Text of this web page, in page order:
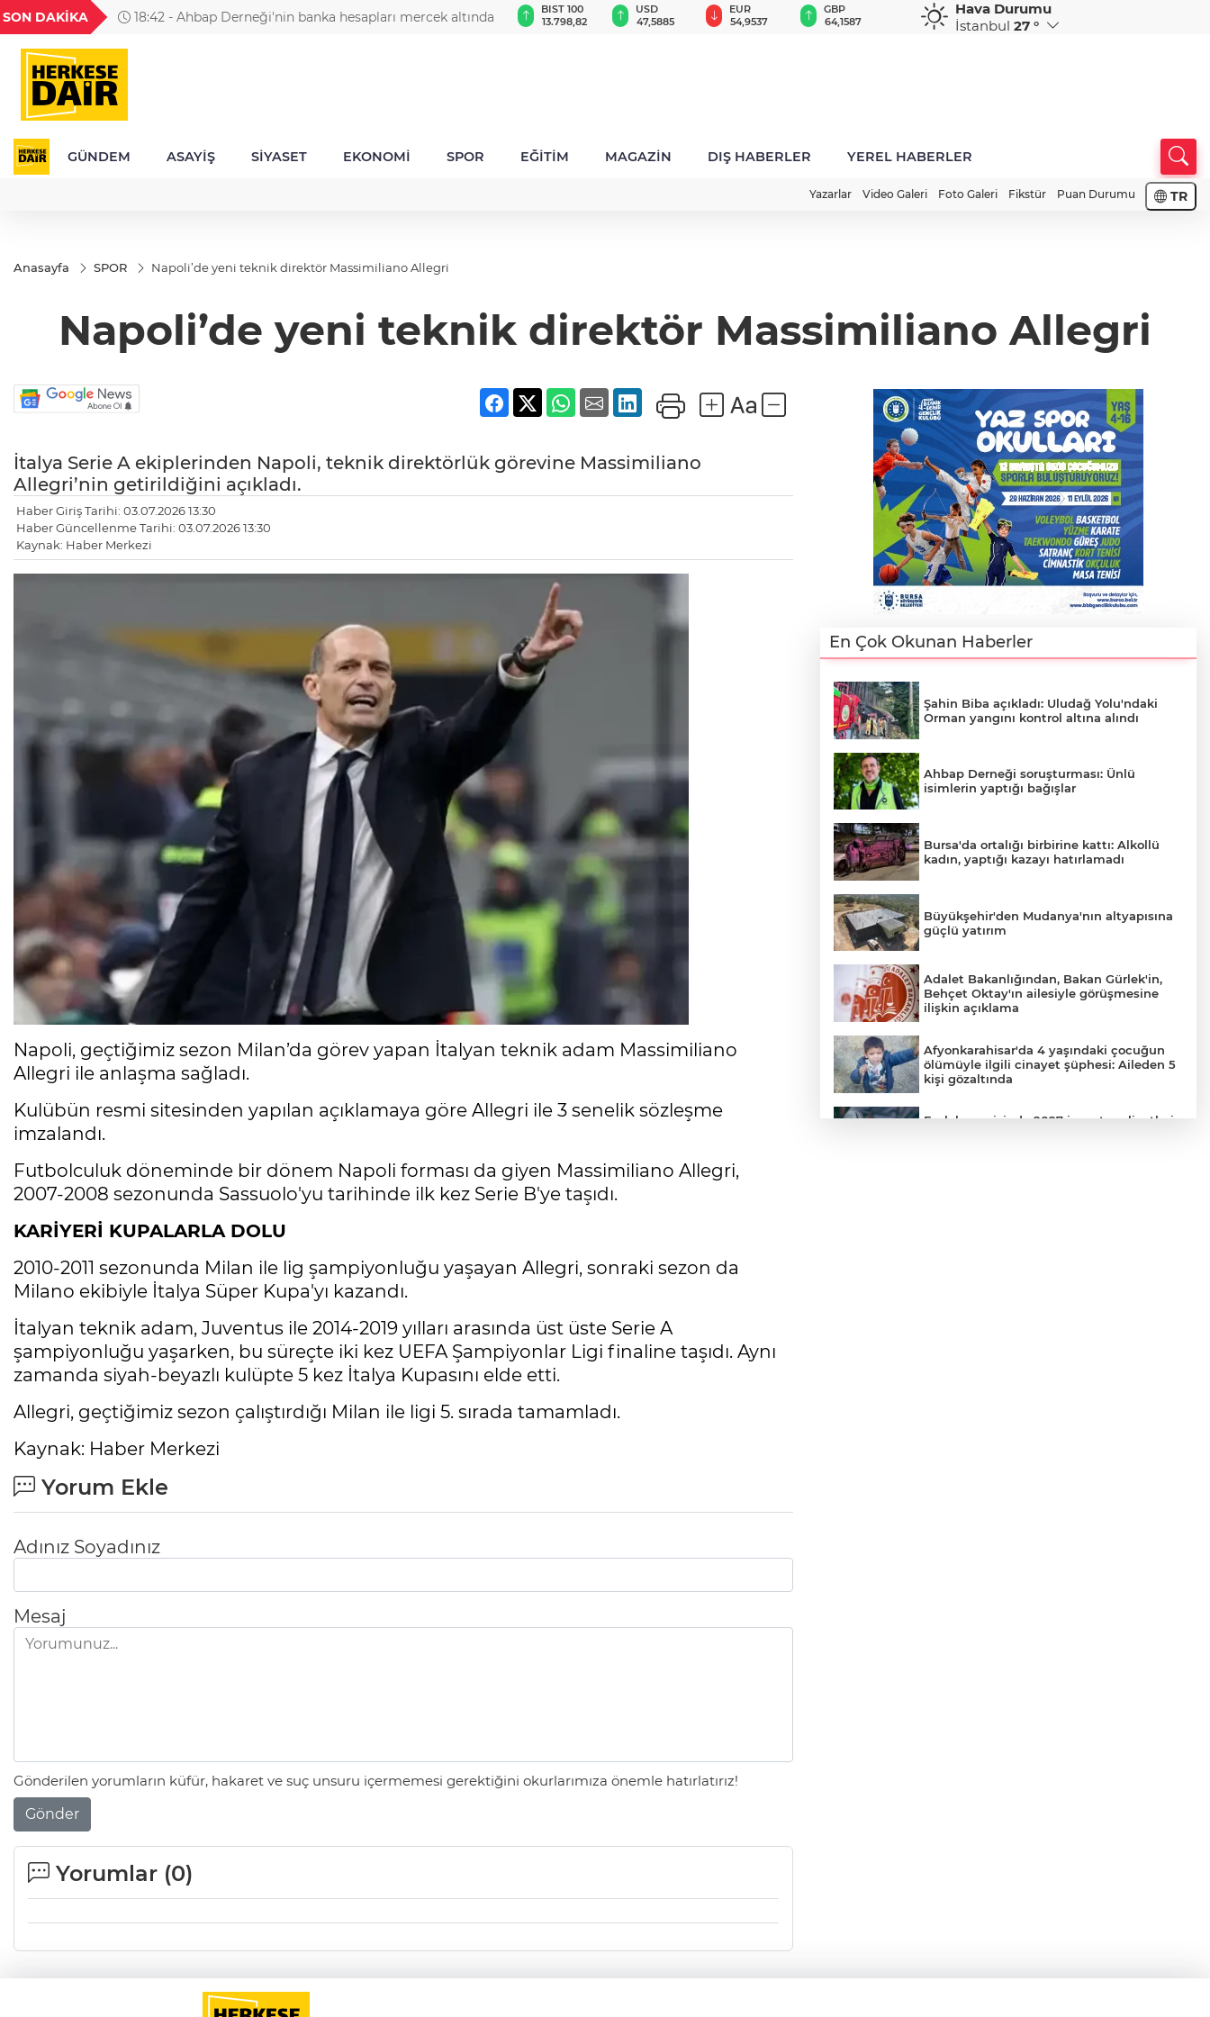
SON DAKİKA 18:42 - Ahbap Derneği'nin banka hesapları mercek altında
18,1983
TND
16,2307
BGN
28,0626
0,0018
GAU/TRY
6.491,82
BIST 100
13.798,82
USD
47,5885
EUR
54,9537
GBP
64,1587
CHF
58,5849
CAD
33,9526
Hava Durumu
İstanbul 27 °
GÜNDEM ASAYİŞ SİYASET EKONOMİ SPOR EĞİTİM MAGAZİN DIŞ HABERLER YEREL HABERLER
Yazarlar Video Galeri Foto Galeri Fikstür Puan Durumu TR
Anasayfa SPOR Napoli’de yeni teknik direktör Massimiliano Allegri
Napoli’de yeni teknik direktör Massimiliano Allegri
İtalya Serie A ekiplerinden Napoli, teknik direktörlük görevine Massimiliano
Allegri’nin getirildiğini açıkladı.
Haber Giriş Tarihi: 03.07.2026 13:30
Haber Güncellenme Tarihi: 03.07.2026 13:30
Kaynak: Haber Merkezi
Napoli, geçtiğimiz sezon Milan’da görev yapan İtalyan teknik adam Massimiliano
Allegri ile anlaşma sağladı.
Kulübün resmi sitesinden yapılan açıklamaya göre Allegri ile 3 senelik sözleşme
imzalandı.
Futbolculuk döneminde bir dönem Napoli forması da giyen Massimiliano Allegri,
2007-2008 sezonunda Sassuolo'yu tarihinde ilk kez Serie B'ye taşıdı.
KARİYERİ KUPALARLA DOLU
2010-2011 sezonunda Milan ile lig şampiyonluğu yaşayan Allegri, sonraki sezon da
Milano ekibiyle İtalya Süper Kupa'yı kazandı.
İtalyan teknik adam, Juventus ile 2014-2019 yılları arasında üst üste Serie A
şampiyonluğu yaşarken, bu süreçte iki kez UEFA Şampiyonlar Ligi finaline taşıdı. Aynı
zamanda siyah-beyazlı kulüpte 5 kez İtalya Kupasını elde etti.
Allegri, geçtiğimiz sezon çalıştırdığı Milan ile ligi 5. sırada tamamladı.
Kaynak: Haber Merkezi
Yorum Ekle
Adınız Soyadınız
Mesaj
Gönderilen yorumların küfür, hakaret ve suç unsuru içermemesi gerektiğini okurlarımıza önemle hatırlatırız!
Gönder
Yorumlar (0)
En Çok Okunan Haberler
Şahin Biba açıkladı: Uludağ Yolu'ndaki
Orman yangını kontrol altına alındı
Ahbap Derneği soruşturması: Ünlü
isimlerin yaptığı bağışlar
Bursa'da ortalığı birbirine kattı: Alkollü
kadın, yaptığı kazayı hatırlamadı
Büyükşehir'den Mudanya'nın altyapısına
güçlü yatırım
Adalet Bakanlığından, Bakan Gürlek'in,
Behçet Oktay'ın ailesiyle görüşmesine
ilişkin açıklama
Afyonkarahisar'da 4 yaşındaki çocuğun
ölümüyle ilgili cinayet şüphesi: Aileden 5
kişi gözaltında
Emlak vergisinde 2027 inşaat maliyetleri